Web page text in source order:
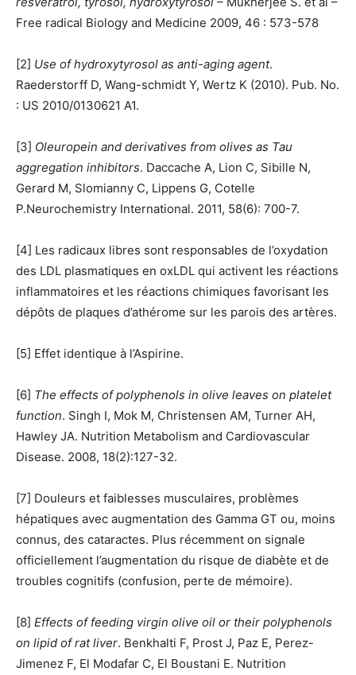
Free radical Biology and Medicine 2009, 46 : 573-578
[2] Use of hydroxytyrosol as anti-aging agent.
Raederstorff D, Wang-schmidt Y, Wertz K (2010). Pub. No.
: US 2010/0130621 A1.
[3] Oleuropein and derivatives from olives as Tau
aggregation inhibitors. Daccache A, Lion C, Sibille N,
Gerard M, Slomianny C, Lippens G, Cotelle
P.Neurochemistry International. 2011, 58(6): 700-7.
[4] Les radicaux libres sont responsables de l’oxydation
des LDL plasmatiques en oxLDL qui activent les réactions
inflammatoires et les réactions chimiques favorisant les
dépôts de plaques d’athérome sur les parois des artères.
[5] Effet identique à l’Aspirine.
[6] The effects of polyphenols in olive leaves on platelet
function. Singh I, Mok M, Christensen AM, Turner AH,
Hawley JA. Nutrition Metabolism and Cardiovascular
Disease. 2008, 18(2):127-32.
[7] Douleurs et faiblesses musculaires, problèmes
hépatiques avec augmentation des Gamma GT ou, moins
connus, des cataractes. Plus récemment on signale
officiellement l’augmentation du risque de diabète et de
troubles cognitifs (confusion, perte de mémoire).
[8] Effects of feeding virgin olive oil or their polyphenols
on lipid of rat liver. Benkhalti F, Prost J, Paz E, Perez-
Jimenez F, El Modafar C, El Boustani E. Nutrition